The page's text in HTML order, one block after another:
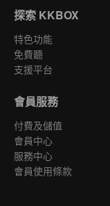
探索 KKBOX
特色功能
免費聽
支援平台
會員服務
付費及儲值
會員中心
服務中心
會員使用條款